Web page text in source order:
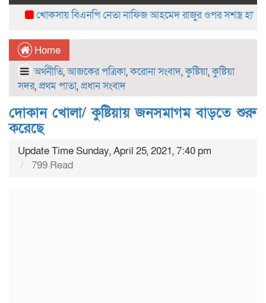
খোকসায় বিএনপি নেতা নাফিজ আহমেদ রাজুর ওপর সশস্ত্র
Home
অর্থনীতি,আজকের পত্রিকা,করোনা সংবাদ,কুষ্টিয়া,কুষ্টিয়া
সদর,প্রথম পাতা,প্রধান সংবাদ
দোকান খোলা/ কুষ্টিয়ায় জনসমাগম বাড়তে শুরু
করেছে
Update Time Sunday, April 25, 2021, 7:40 pm
799 Read